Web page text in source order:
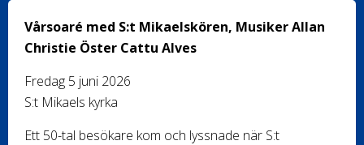
Vårsoaré med S:t Mikaelskören, Musiker Allan
Christie Öster Cattu Alves
Fredag 5 juni 2026
S:t Mikaels kyrka
Ett 50-tal besökare kom och lyssnade när S:t